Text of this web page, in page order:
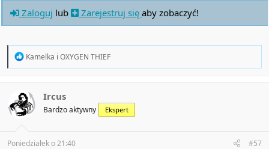
Zaloguj lub Zarejestruj się aby zobaczyć!
R
t
i
o
s
:
Kamelka i OXYGEN THIEF
Ircus
Bardzo aktywny Ekspert
Poniedziałek o 21:40 #57